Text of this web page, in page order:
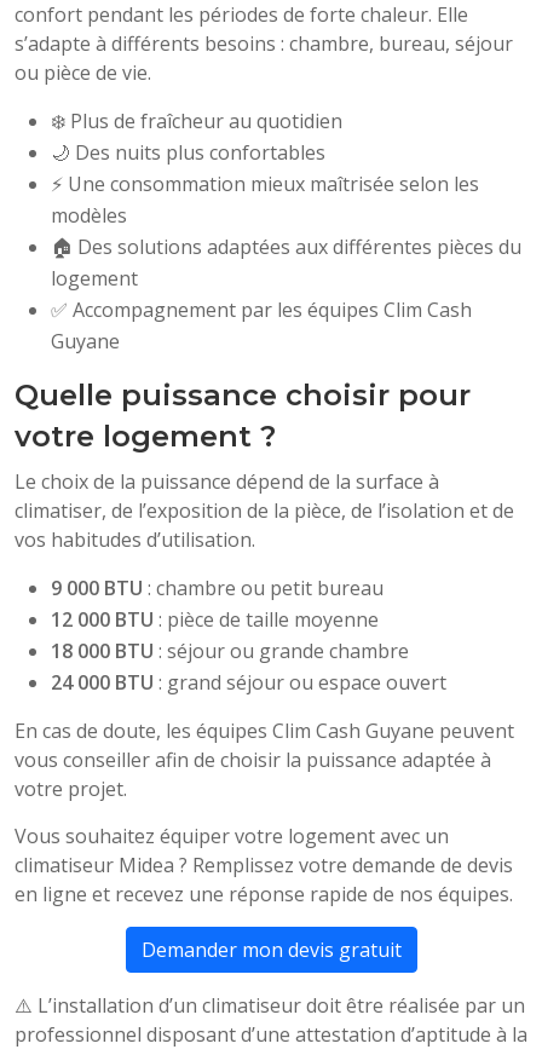
confort pendant les périodes de forte chaleur. Elle
s’adapte à différents besoins : chambre, bureau, séjour
ou pièce de vie.
❄️ Plus de fraîcheur au quotidien
🌙 Des nuits plus confortables
⚡ Une consommation mieux maîtrisée selon les
modèles
🏠 Des solutions adaptées aux différentes pièces du
logement
✅ Accompagnement par les équipes Clim Cash
Guyane
Quelle puissance choisir pour
votre logement ?
Le choix de la puissance dépend de la surface à
climatiser, de l’exposition de la pièce, de l’isolation et de
vos habitudes d’utilisation.
9 000 BTU : chambre ou petit bureau
12 000 BTU : pièce de taille moyenne
18 000 BTU : séjour ou grande chambre
24 000 BTU : grand séjour ou espace ouvert
En cas de doute, les équipes Clim Cash Guyane peuvent
vous conseiller afin de choisir la puissance adaptée à
votre projet.
Vous souhaitez équiper votre logement avec un
climatiseur Midea ? Remplissez votre demande de devis
en ligne et recevez une réponse rapide de nos équipes.
Demander mon devis gratuit
⚠️ L’installation d’un climatiseur doit être réalisée par un
professionnel disposant d’une attestation d’aptitude à la